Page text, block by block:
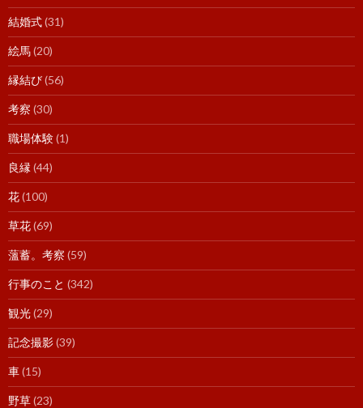
結婚式(31)
絵馬(20)
縁結び(56)
考察 (30)
職場体験(1)
良縁 (44)
花(100)
草花(69)
薀蓄。考察 (59)
行事のこと (342)
観光(29)
記念撮影(39)
車(15)
野草(23)